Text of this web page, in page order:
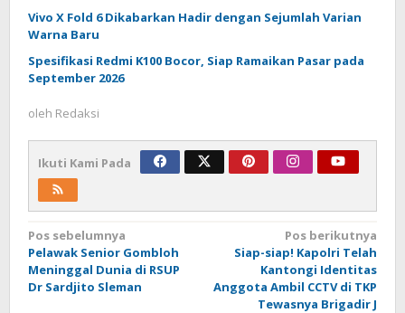
Vivo X Fold 6 Dikabarkan Hadir dengan Sejumlah Varian
Warna Baru
Spesifikasi Redmi K100 Bocor, Siap Ramaikan Pasar pada
September 2026
oleh Redaksi
Ikuti Kami Pada
Navigasi
pos
Pos sebelumnya
Pelawak Senior Gombloh
Meninggal Dunia di RSUP
Dr Sardjito Sleman
Pos berikutnya
Siap-siap! Kapolri Telah
Kantongi Identitas
Anggota Ambil CCTV di TKP
Tewasnya Brigadir J